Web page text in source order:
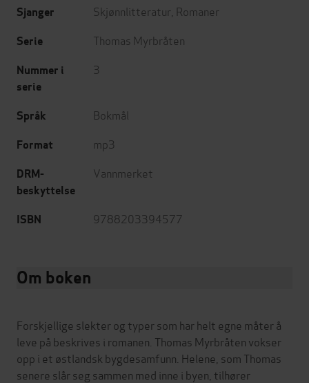
Sjanger Skjønnlitteratur Romaner
Serie Thomas Myrbråten
Nummer i
serie
3
Språk Bokmål
Format mp3
DRM-
beskyttelse
Vannmerket
ISBN 9788203394577
Om boken
Forskjellige slekter og typer som har helt egne måter å
leve på beskrives i romanen. Thomas Myrbråten vokser
opp i et østlandsk bygdesamfunn. Helene, som Thomas
senere slår seg sammen med inne i byen, tilhører